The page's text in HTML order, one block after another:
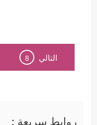
التالي 8
روابط سريعة :